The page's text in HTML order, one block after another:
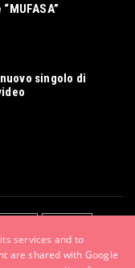
singolo di
MUSICA SINGOLI
services and to
are shared with Google